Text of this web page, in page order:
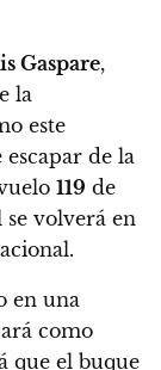
Gaspare,
la
este
de la
119 de
se volverá en
en una
como
que el buque